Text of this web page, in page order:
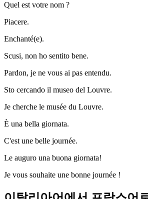
Quel est votre nom ?
Piacere.
Enchanté(e).
Scusi, non ho sentito bene.
Pardon, je ne vous ai pas entendu.
Sto cercando il museo del Louvre.
Je cherche le musée du Louvre.
È una bella giornata.
C'est une belle journée.
Le auguro una buona giornata!
Je vous souhaite une bonne journée !